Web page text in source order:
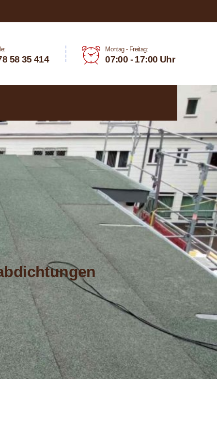
58 35 414
Montag - Freitag:
07:00 - 17:00 Uhr